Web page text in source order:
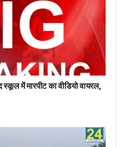
में मारपीट का वीडियो वायरल,